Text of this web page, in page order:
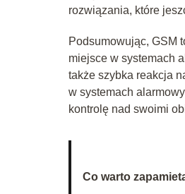
rozwiązania, które
Podsumowując, GSM
miejsce w systemach
także szybka reakcja
w systemach
kontrolę nad swoimi
Co warto